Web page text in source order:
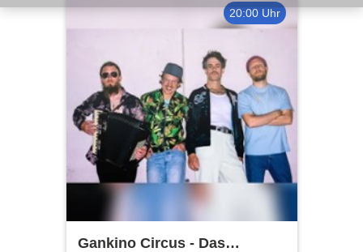
20:00 Uhr
Gankino Circus - Das